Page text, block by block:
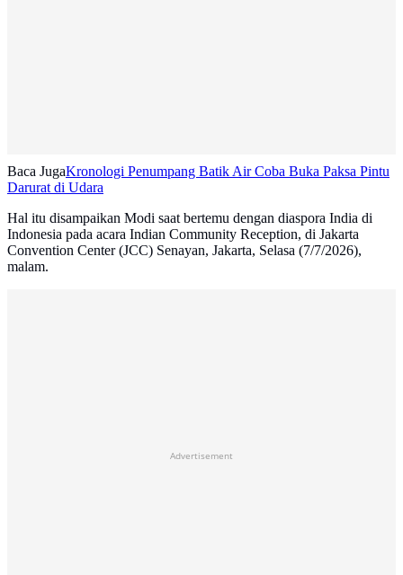
Baca JugaKronologi Penumpang Batik Air Coba Buka Paksa Pintu
Darurat di Udara
Hal itu disampaikan Modi saat bertemu dengan diaspora India di
Indonesia pada acara Indian Community Reception, di Jakarta
Convention Center (JCC) Senayan, Jakarta, Selasa (7/7/2026),
malam.
Advertisement